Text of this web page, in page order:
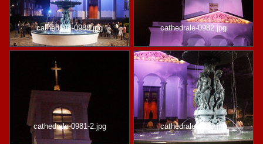
cathedrale-0988.jpg cathedrale-0982.jpg
cathedrale-0981-2.jpg cathedrale-0993.jpg